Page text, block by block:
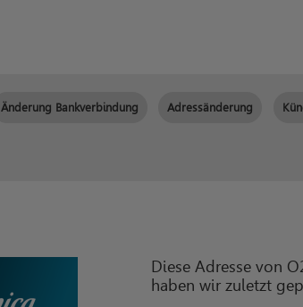
Änderung Bankverbindung Adressänderung
Diese Adresse von
haben wir zuletzt